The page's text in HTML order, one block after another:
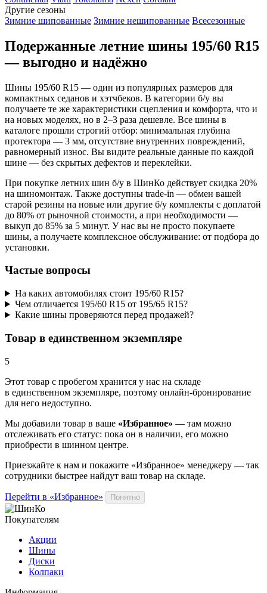
Другие сезоны
Зимние шипованные Зимние нешипованные Всесезонные
Подержанные летние шины 195/60 R15
— выгодно и надёжно
Шины 195/60 R15 — один из популярных размеров для
компактных седанов и хэтчбеков. В категории б/у вы
получаете те же характеристики сцепления и комфорта, что и
на новых моделях, но в 2–3 раза дешевле. Все шины в
каталоге прошли строгий отбор: минимальная глубина
протектора — 3 мм, отсутствие внутренних повреждений,
равномерный износ. Вы видите реальные данные по каждой
шине — без скрытых дефектов и переклейки.
При покупке летних шин б/у в ШинКо действует скидка 20%
на шиномонтаж. Также доступны trade-in — обмен вашей
старой резины на новые или другие б/у комплекты с доплатой
до 80% от рыночной стоимости, а при необходимости —
выкуп до 85% за 5 минут. У нас вы не просто покупаете
шины, а получаете комплексное обслуживание: от подбора до
установки.
Частые вопросы
На каких автомобилях стоит 195/60 R15?
Чем отличается 195/60 R15 от 195/65 R15?
Какие шины проверяются перед продажей?
Товар в единственном экземпляре
5
Этот товар с пробегом хранится у нас на складе
в единственном экземпляре, поэтому онлайн-бронирование
для него недоступно.
Мы добавили товар в ваше «Избранное» — там можно
отслеживать его статус: пока он в наличии, его можно
приобрести в шинном центре.
Приезжайте к нам и покажите «Избранное» менеджеру — так
сотрудники быстрее найдут ваш товар на складе.
Перейти в «Избранное» Понятно
Покупателям
Акции
Шины
Диски
Колпаки